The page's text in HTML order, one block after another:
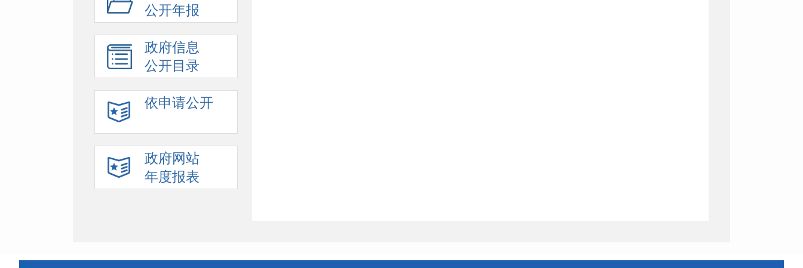
公开年报
政府信息
公开目录
依申请公开
政府网站
年度报表